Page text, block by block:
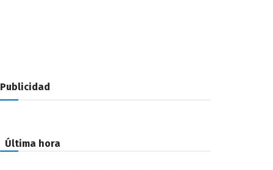
Publicidad
Última hora